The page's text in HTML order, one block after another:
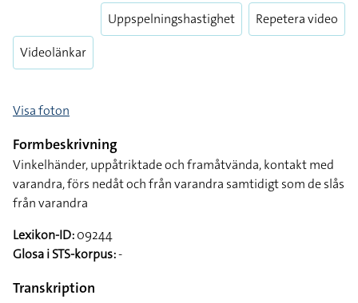
Videolänkar
Uppspelningshastighet Repetera video
Visa foton
Formbeskrivning
Vinkelhänder, uppåtriktade och framåtvända, kontakt med
varandra, förs nedåt och från varandra samtidigt som de slås
från varandra
Lexikon-ID:09244
Glosa i STS-korpus:-
Transkription